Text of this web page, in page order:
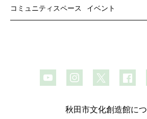
コミュニティスペース
イベント
秋田市文化創造館に